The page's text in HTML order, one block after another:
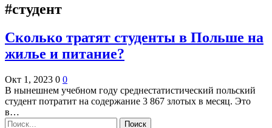
#студент
Сколько тратят студенты в Польше на
жилье и питание?
Окт 1, 2023 0 0
В нынешнем учебном году среднестатистический польский
студент потратит на содержание 3 867 злотых в месяц. Это
в…